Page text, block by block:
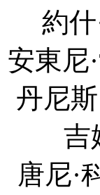
密
德
斯
加
瓦